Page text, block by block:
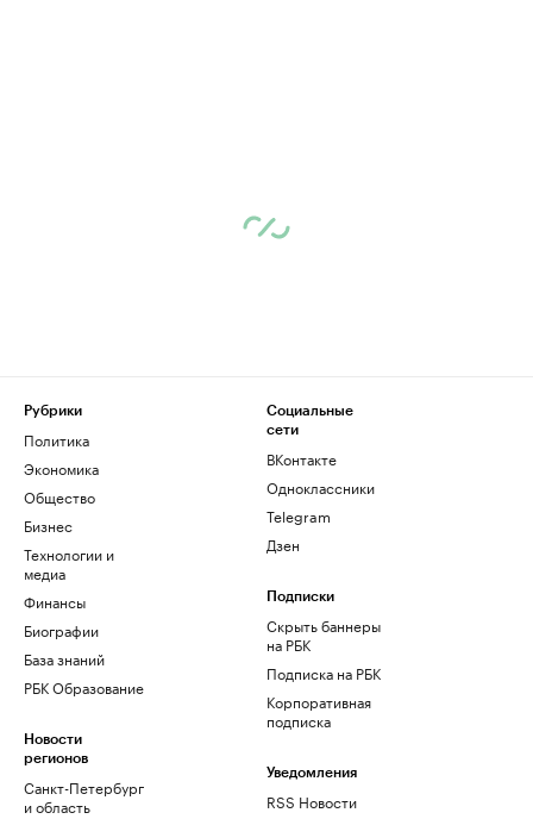
Рубрики
Политика
Экономика
Общество
Бизнес
Технологии и
медиа
Финансы
Биографии
База знаний
РБК Образование
Новости
регионов
Санкт-Петербург
и область
Социальные
сети
ВКонтакте
Одноклассники
Telegram
Дзен
Подписки
Скрыть баннеры
на РБК
Подписка на РБК
Корпоративная
подписка
Уведомления
RSS Новости